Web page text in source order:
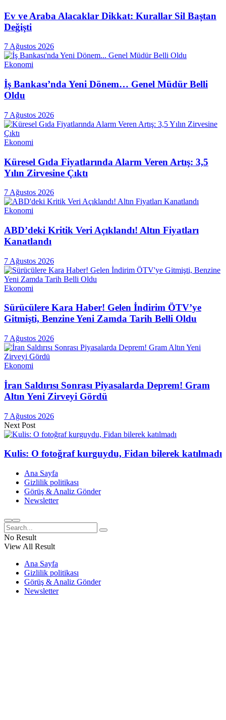
Ev ve Araba Alacaklar Dikkat: Kurallar Sil Baştan
Değişti
7 Ağustos 2026
Ekonomi
İş Bankası’nda Yeni Dönem… Genel Müdür Belli
Oldu
7 Ağustos 2026
Ekonomi
Küresel Gıda Fiyatlarında Alarm Veren Artış: 3,5
Yılın Zirvesine Çıktı
7 Ağustos 2026
Ekonomi
ABD’deki Kritik Veri Açıklandı! Altın Fiyatları
Kanatlandı
7 Ağustos 2026
Ekonomi
Sürücülere Kara Haber! Gelen İndirim ÖTV’ye
Gitmişti, Benzine Yeni Zamda Tarih Belli Oldu
7 Ağustos 2026
Ekonomi
İran Saldırısı Sonrası Piyasalarda Deprem! Gram
Altın Yeni Zirveyi Gördü
7 Ağustos 2026
Next Post
Kulis: O fotoğraf kurguydu, Fidan bilerek katılmadı
Ana Sayfa
Gizlilik politikası
Görüş & Analiz Gönder
Newsletter
No Result
View All Result
Ana Sayfa
Gizlilik politikası
Görüş & Analiz Gönder
Newsletter